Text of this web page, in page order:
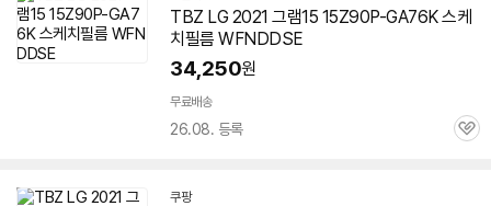
TBZ LG 2021 그램15 15Z90P-GA76K 스케
치필름 WFNDDSE
34,250원
무료배송
26.08. 등록
관
쿠팡